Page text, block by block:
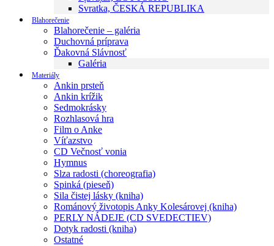
Svratka, ČESKÁ REPUBLIKA
Blahorečenie
Blahorečenie – galéria
Duchovná príprava
Ďakovná Slávnosť
Galéria
Materiály
Ankin prsteň
Ankin krížik
Sedmokrásky
Rozhlasová hra
Film o Anke
Víťazstvo
CD Večnosť vonia
Hymnus
Slza radosti (choreografia)
Spinká (pieseň)
Sila čistej lásky (kniha)
Románový životopis Anky Kolesárovej (kniha)
PERLY NÁDEJE (CD SVEDECTIEV)
Dotyk radosti (kniha)
Ostatné